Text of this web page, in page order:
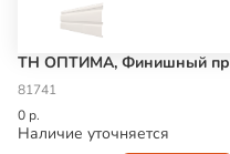
ТН ОПТИМА, Финишный
81741
0 р.
Наличие уточняется